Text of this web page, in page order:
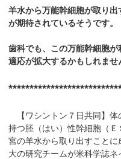
羊水から万能幹細胞が取り
が期待されているそうです。
歯科でも、この万能幹細胞
適応が拡大するかもしれませ
【ワシントン７日共同】体
持つ胚（はい）性幹細胞（
宮の羊水から取り出すこと
大の研究チームが米科学誌